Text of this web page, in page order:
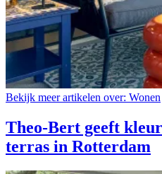
Bekijk meer artikelen over: Wonen
Theo-Bert geeft
terras in Rotterdam